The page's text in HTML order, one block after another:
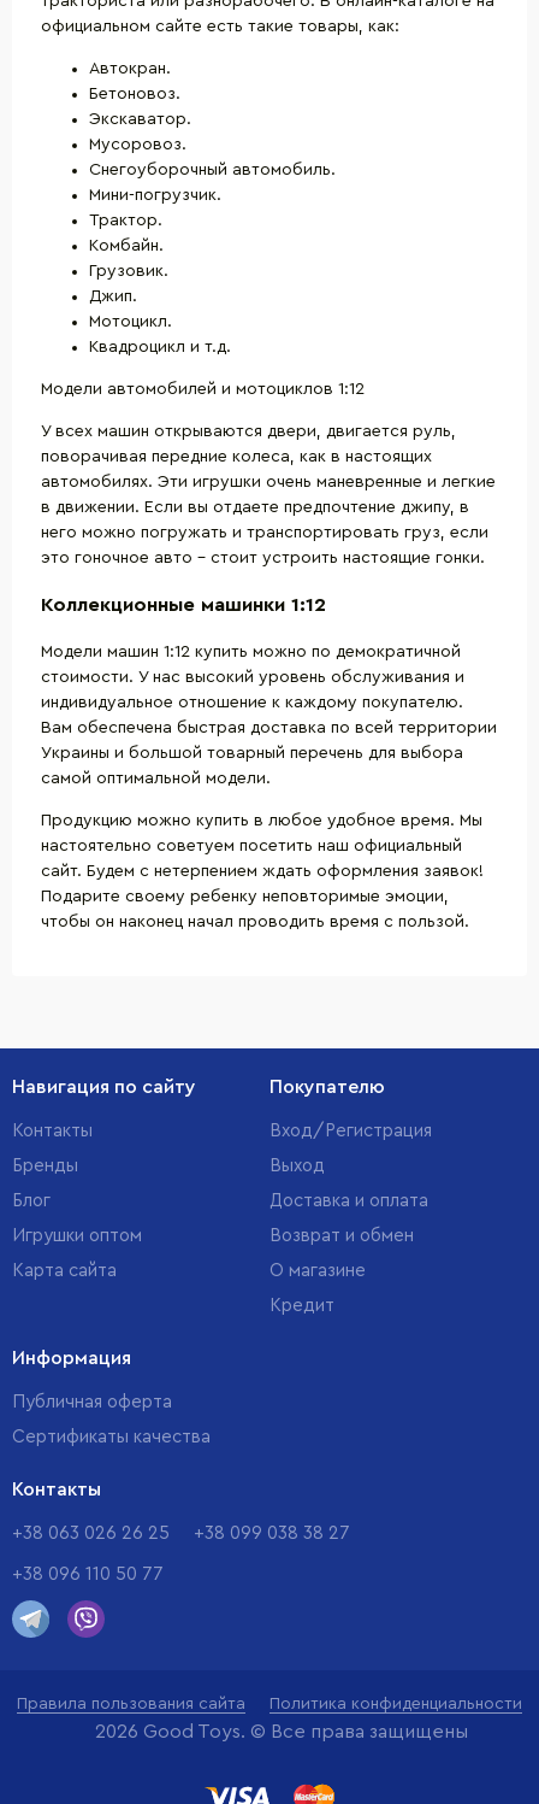
официальном сайте есть такие товары, как:
Автокран.
Бетоновоз.
Экскаватор.
Мусоровоз.
Снегоуборочный автомобиль.
Мини-погрузчик.
Трактор.
Комбайн.
Грузовик.
Джип.
Мотоцикл.
Квадроцикл и т.д.
Модели автомобилей и мотоциклов 1:12
У всех машин открываются двери, двигается руль,
поворачивая передние колеса, как в настоящих
автомобилях. Эти игрушки очень маневренные и легкие
в движении. Если вы отдаете предпочтение джипу, в
него можно погружать и транспортировать груз, если
это гоночное авто – стоит устроить настоящие гонки.
Коллекционные машинки 1:12
Модели машин 1:12 купить можно по демократичной
стоимости. У нас высокий уровень обслуживания и
индивидуальное отношение к каждому покупателю.
Вам обеспечена быстрая доставка по всей территории
Украины и большой товарный перечень для выбора
самой оптимальной модели.
Продукцию можно купить в любое удобное время. Мы
настоятельно советуем посетить наш официальный
сайт. Будем с нетерпением ждать оформления заявок!
Подарите своему ребенку неповторимые эмоции,
чтобы он наконец начал проводить время с пользой.
Навигация по сайту
Контакты
Бренды
Блог
Игрушки оптом
Карта сайта
Покупателю
Вход/Регистрация
Выход
Доставка и оплата
Возврат и обмен
О магазине
Кредит
Информация
Публичная оферта
Сертификаты качества
Контакты
+38 063 026 26 25 +38 099 038 38 27
+38 096 110 50 77
Правила пользования сайта Политика конфиденциальности
2026 Good Toys. © Все права защищены